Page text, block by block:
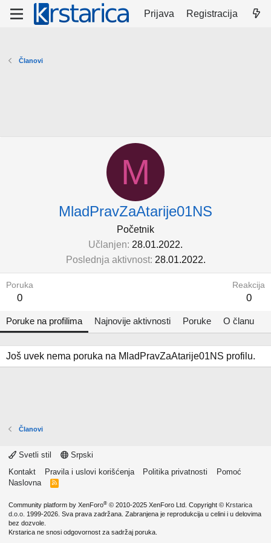
Prijava Registracija
Članovi
M
MladPravZaAtarije01NS
Početnik
Učlanjen 28.01.2022.
Poslednja aktivnost 28.01.2022.
Poruka
0
Reakcija
0
Poruke na profilima Najnovije aktivnosti Poruke O članu
Još uvek nema poruka na MladPravZaAtarije01NS profilu.
Članovi
Svetli stil
Srpski
Kontakt
Pravila i uslovi korišćenja Politika privatnosti
Pomoć
Naslovna
R
Community platform by XenForo® © 2010-2025 XenForo Ltd. Copyright © Krstarica
d.o.o. 1999-2026. Sva prava zadržana. Zabranjena je reprodukcija u celini i u delovima
bez dozvole.
Krstarica ne snosi odgovornost za sadržaj poruka.